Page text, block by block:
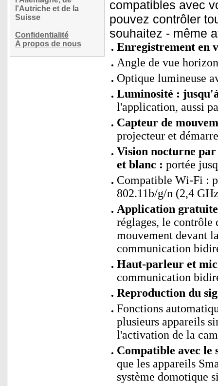
l'Autriche et de la
Suisse
Confidentialité
A propos de nous
compatibles avec
pouvez contrôler
souhaitez - même
Enregistrement en
Angle de vue
Optique lumineuse
Luminosité :
l'application, aussi
Capteur de
projecteur et
Vision nocturne
et blanc : portée
Compatible Wi-Fi :
802.11b/g/n (2,4
Application
réglages, le contrôle
mouvement devant
communication
Haut-parleur et
communication
Reproduction du
Fonctions
plusieurs appareils
l'activation de la
Compatible avec le
que les appareils
système domotique